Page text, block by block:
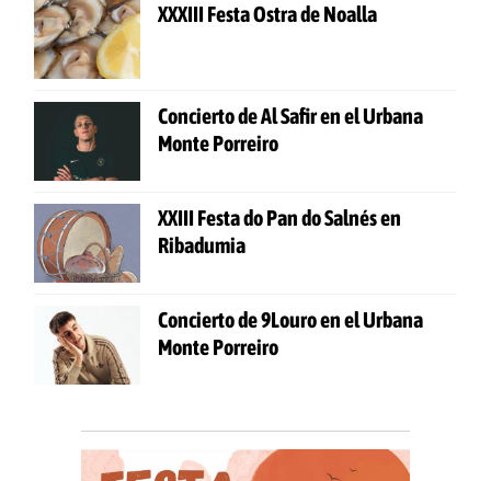
XXXIII Festa Ostra de Noalla
Concierto de Al Safir en el Urbana
Monte Porreiro
XXIII Festa do Pan do Salnés en
Ribadumia
Concierto de 9Louro en el Urbana
Monte Porreiro